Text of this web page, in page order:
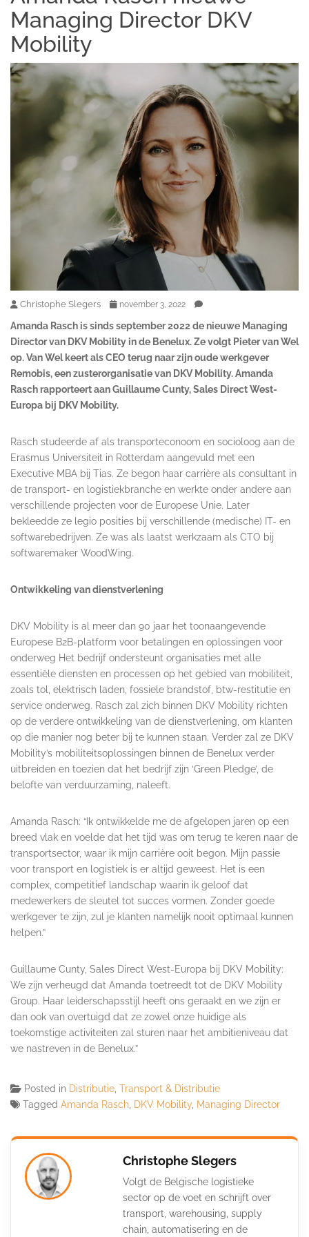
Managing Director DKV
Mobility
Christophe Slegers november 3, 2022
Amanda Rasch is sinds september 2022 de nieuwe Managing
Director van DKV Mobility in de Benelux. Ze volgt Pieter van Wel
op. Van Wel keert als CEO terug naar zijn oude werkgever
Remobis, een zusterorganisatie van DKV Mobility. Amanda
Rasch rapporteert aan Guillaume Cunty, Sales Direct West-
Europa bij DKV Mobility.
Rasch studeerde af als transporteconoom en socioloog aan de
Erasmus Universiteit in Rotterdam aangevuld met een
Executive MBA bij Tias. Ze begon haar carrière als consultant in
de transport- en logistiekbranche en werkte onder andere aan
verschillende projecten voor de Europese Unie. Later
bekleedde ze legio posities bij verschillende (medische) IT- en
softwarebedrijven. Ze was als laatst werkzaam als CTO bij
softwaremaker WoodWing.
Ontwikkeling van dienstverlening
DKV Mobility is al meer dan 90 jaar het toonaangevende
Europese B2B-platform voor betalingen en oplossingen voor
onderweg Het bedrijf ondersteunt organisaties met alle
essentiële diensten en processen op het gebied van mobiliteit,
zoals tol, elektrisch laden, fossiele brandstof, btw-restitutie en
service onderweg. Rasch zal zich binnen DKV Mobility richten
op de verdere ontwikkeling van de dienstverlening, om klanten
op die manier nog beter bij te kunnen staan. Verder zal ze DKV
Mobility’s mobiliteitsoplossingen binnen de Benelux verder
uitbreiden en toezien dat het bedrijf zijn ‘Green Pledge’, de
belofte van verduurzaming, naleeft.
Amanda Rasch: “Ik ontwikkelde me de afgelopen jaren op een
breed vlak en voelde dat het tijd was om terug te keren naar de
transportsector, waar ik mijn carrière ooit begon. Mijn passie
voor transport en logistiek is er altijd geweest. Het is een
complex, competitief landschap waarin ik geloof dat
medewerkers de sleutel tot succes vormen. Zonder goede
werkgever te zijn, zul je klanten namelijk nooit optimaal kunnen
helpen.”
Guillaume Cunty, Sales Direct West-Europa bij DKV Mobility:
We zijn verheugd dat Amanda toetreedt tot de DKV Mobility
Group. Haar leiderschapsstijl heeft ons geraakt en we zijn er
dan ook van overtuigd dat ze zowel onze huidige als
toekomstige activiteiten zal sturen naar het ambitieniveau dat
we nastreven in de Benelux.”
Posted in Distributie Transport & Distributie
Tagged Amanda Rasch DKV Mobility, Managing Director
Christophe Slegers
Volgt de Belgische logistieke
sector op de voet en schrijft over
transport, warehousing, supply
chain, automatisering en de